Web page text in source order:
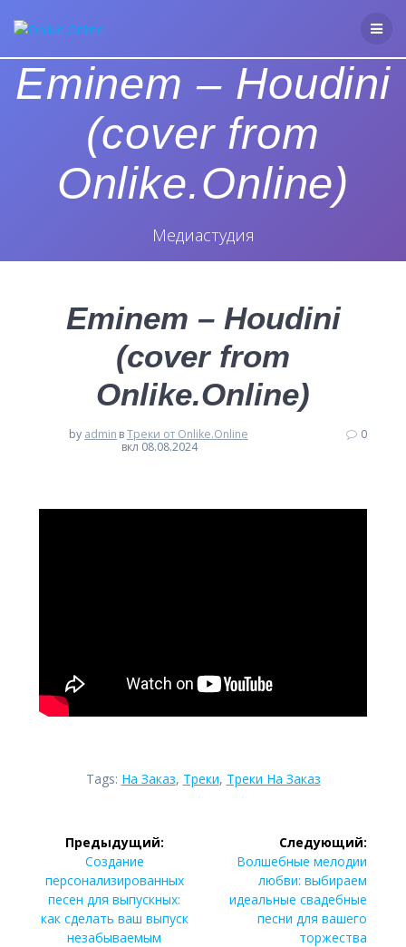
Eminem – Houdini
(cover from
Onlike.Online)
Медиастудия
Eminem – Houdini
(cover from
Onlike.Online)
by admin вТреки от Onlike.Online
вкл 08.08.2024
0
Tags: На Заказ, Треки, Треки На Заказ
Навигация
по
записям
Предыдущий:
Предыдущая
запись:
Создание
персонализированных
песен для выпускных:
как сделать ваш выпуск
незабываемым
Следующий:
Следующая
запись:
Волшебные мелодии
любви: выбираем
идеальные свадебные
песни для вашего
торжества